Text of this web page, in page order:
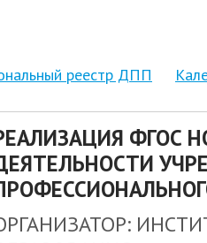
реестр ДПП
ФГОС